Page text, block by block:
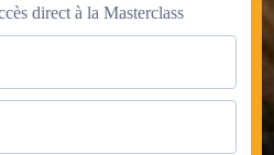
direct à la Masterclass